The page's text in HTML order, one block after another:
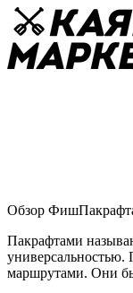
Обзор
Пакрафтами
маршрутами. Они